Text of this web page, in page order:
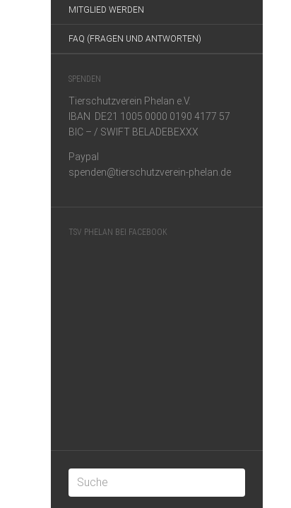
MITGLIED WERDEN
FAQ (FRAGEN UND ANTWORTEN)
SPENDEN
Tierschutzverein Phelan e.V.
IBAN DE21 1005 0000 0190 4177 57
BIC – / SWIFT BELADEBEXXX
Paypal
spenden@tierschutzverein-phelan.de
TSV PHELAN BEI FACEBOOK